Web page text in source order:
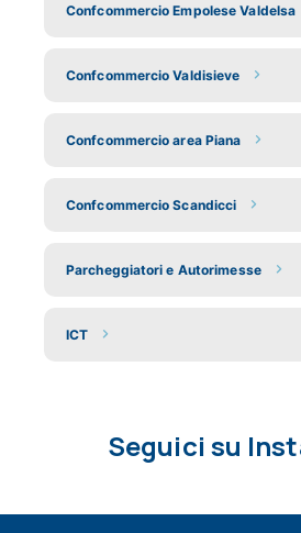
Confcommercio Empolese Valdelsa
Confcommercio Valdisieve
Confcommercio area Piana
Confcommercio Scandicci
Parcheggiatori e Autorimesse
ICT
Seguici su